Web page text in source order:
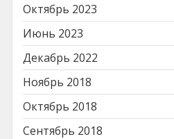
Октябрь 2023
Июнь 2023
Декабрь 2022
Ноябрь 2018
Октябрь 2018
Сентябрь 2018